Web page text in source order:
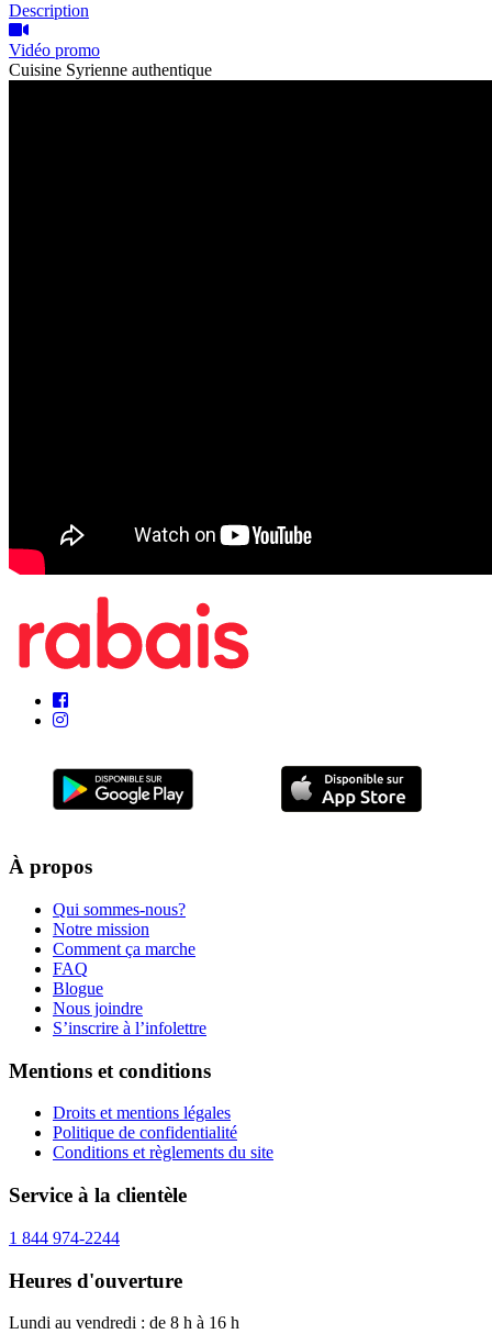
Description
Vidéo promo
Cuisine Syrienne authentique
À propos
Qui sommes-nous?
Notre mission
Comment ça marche
FAQ
Blogue
Nous joindre
S’inscrire à l’infolettre
Mentions et conditions
Droits et mentions légales
Politique de confidentialité
Conditions et règlements du site
Service à la clientèle
1 844 974-2244
Heures d'ouverture
Lundi au vendredi : de 8 h à 16 h